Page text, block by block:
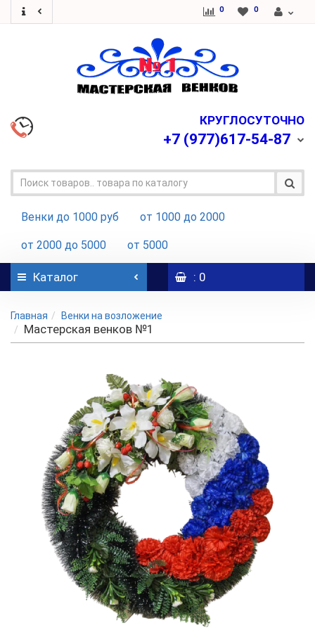
0 0
КРУГЛОСУТОЧНО
+7 (977)617-54-87
Венки до 1000 руб от 1000 до 2000
от 2000 до 5000 от 5000
Каталог : 0
Главная Венки на возложение
Мастерская венков №1